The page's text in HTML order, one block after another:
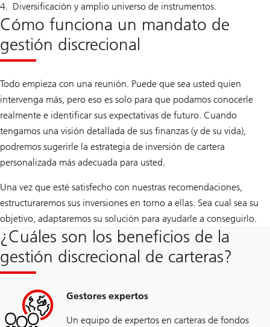
Diversificación y amplio universo de instrumentos.
Cómo funciona un mandato de
gestión discrecional
Todo empieza con una reunión. Puede que sea usted quien
intervenga más, pero eso es solo para que podamos conocerle
realmente e identificar sus expectativas de futuro. Cuando
tengamos una visión detallada de sus finanzas (y de su vida),
podremos sugerirle la estrategia de inversión de cartera
personalizada más adecuada para usted.
Una vez que esté satisfecho con nuestras recomendaciones,
estructuraremos sus inversiones en torno a ellas. Sea cual sea su
objetivo, adaptaremos su solución para ayudarle a conseguirlo.
¿Cuáles son los beneficios de la
gestión discrecional de carteras?
Gestores expertos
Un equipo de expertos en carteras de fondos